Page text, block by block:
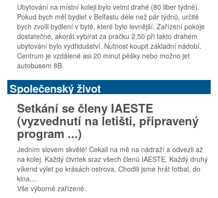
Ubytování na místní koleji bylo velmi drahé (80 liber týdně).
Pokud bych měl bydlet v Belfastu déle než pár týdnů, určitě
bych zvolil bydlení v bytě, které bylo levnější. Zařízení pokoje
dostatečné, akorát vybírat za pračku 2,50 při takto drahém
ubytování bylo vydřidušství. Nutnost koupit základní nádobí.
Centrum je vzdálené asi 20 minut pěšky nebo možno jet
autobusem 8B.
Společenský život
Setkání se členy IAESTE
(vyzvednutí na letišti, připravený
program ...)
Jedním slovem skvělé! Čekali na mě na nádraží a odvezli až
na kolej. Každý čtvrtek sraz všech členů IAESTE. Každý druhý
víkend výlet po krásách ostrova. Chodili jsme hrát fotbal, do
kina,...
Vše výborně zařízené.